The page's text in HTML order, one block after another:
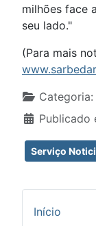
milhões face
seu lado."
(Para mais
Detalhes
Categoria:
Publicado
Serviço
Início